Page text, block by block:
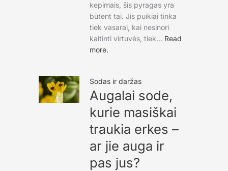
kepimais, šis pyragas yra
būtent tai. Jis puikiai tinka
tiek vasarai, kai nesinori
kaitinti virtuvės, tiek... Read
more.
Sodas ir daržas
Augalai sode,
kurie masiškai
traukia erkes –
ar jie auga ir
pas jus?